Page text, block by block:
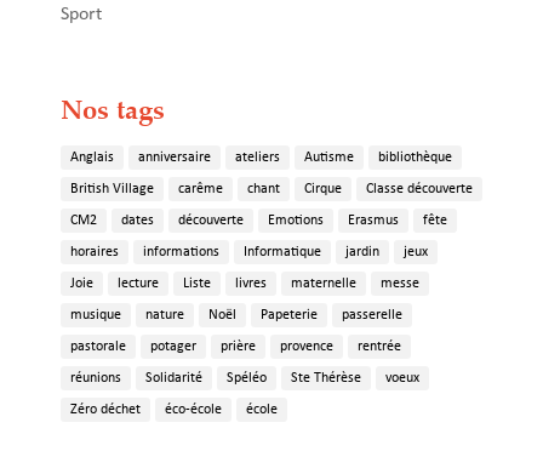
Sport
Nos tags
Anglais anniversaire ateliers Autisme bibliothèque
British Village carême chant Cirque Classe découverte
CM2 dates découverte Emotions Erasmus fête
horaires informations Informatique jardin jeux
Joie lecture Liste livres maternelle messe
musique nature Noël Papeterie passerelle
pastorale potager prière provence rentrée
réunions Solidarité Spéléo Ste Thérèse voeux
Zéro déchet éco-école école